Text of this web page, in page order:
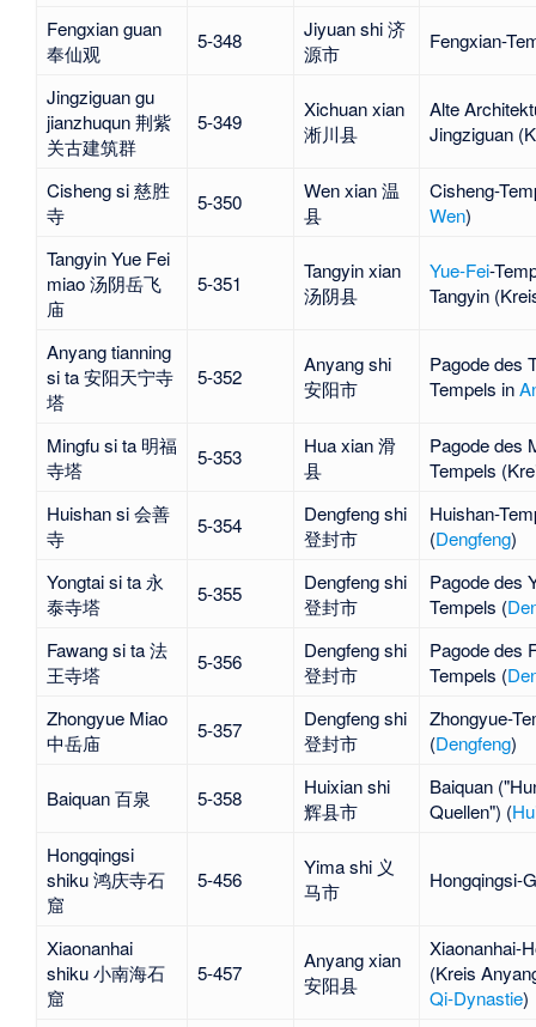
Fengxian guan
奉仙观
5-348
Jiyuan shi 济
源市
Fengxian-
Jingziguan gu
jianzhuqun 荆紫
关古建筑群
5-349
Xichuan xian
淅川县
Alte
Jingziguan
Cisheng si 慈胜
寺
5-350
Wen xian 温
县
Cisheng-
Wen)
Tangyin Yue Fei
miao 汤阴岳飞
庙
5-351
Tangyin xian
汤阴县
Yue-Fei-
Tangyin
Anyang tianning
si ta 安阳天宁寺
塔
5-352
Anyang shi
安阳市
Pagode des
Tempels in
Mingfu si ta 明福
寺塔
5-353
Hua xian 滑
县
Pagode des
Tempels
Huishan si 会善
寺
5-354
Dengfeng shi
登封市
Huishan-
(Dengfeng)
Yongtai si ta 永
泰寺塔
5-355
Dengfeng shi
登封市
Pagode des
Tempels (
Fawang si ta 法
王寺塔
5-356
Dengfeng shi
登封市
Pagode des
Tempels (
Zhongyue Miao
中岳庙
5-357
Dengfeng shi
登封市
Zhongyue-
(Dengfeng)
Baiquan 百泉 5-358
Huixian shi
辉县市
Baiquan
Quellen") (
Hongqingsi
shiku 鸿庆寺石
窟
5-456
Yima shi 义
马市
Hongqingsi-
Xiaonanhai
shiku 小南海石
窟
5-457
Anyang xian
安阳县
Xiaonanhai-
(Kreis
Qi-Dynastie)